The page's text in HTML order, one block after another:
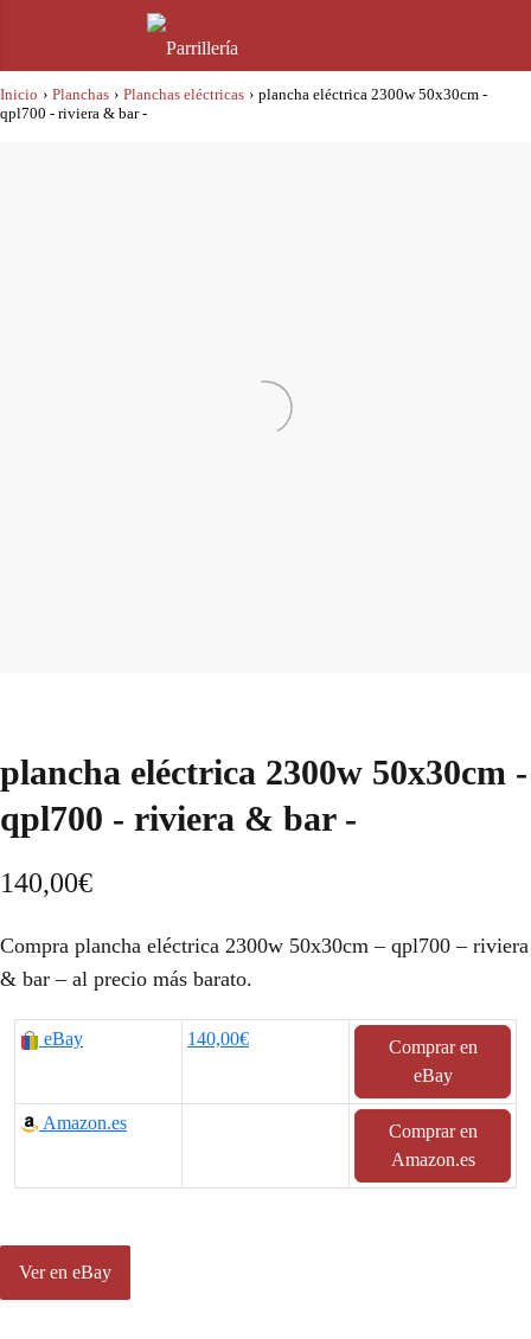
Inicio › Planchas › Planchas eléctricas › plancha eléctrica 2300w 50x30cm -
qpl700 - riviera & bar -
plancha eléctrica 2300w 50x30cm -
qpl700 - riviera & bar -
140,00€
Compra plancha eléctrica 2300w 50x30cm – qpl700 – riviera
& bar – al precio más barato.
eBay 140,00€
Comprar en
eBay
Amazon.es
Comprar en
Amazon.es
Ver en eBay